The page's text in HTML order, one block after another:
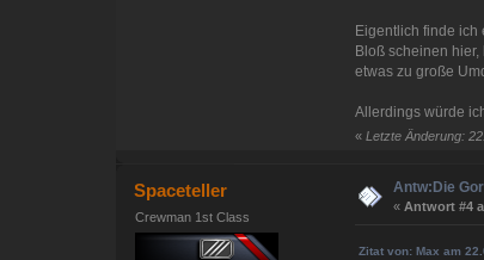
Eigentlich finde ich
Bloß scheinen
etwas zu große
Allerdings würde
«Letzte Änderung:
Spaceteller
Crewman 1st Class
Antw:Die
« Antwort #4
Zitat von: Max am